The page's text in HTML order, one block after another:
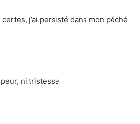
j’ai persisté dans mon péché
ni tristesse